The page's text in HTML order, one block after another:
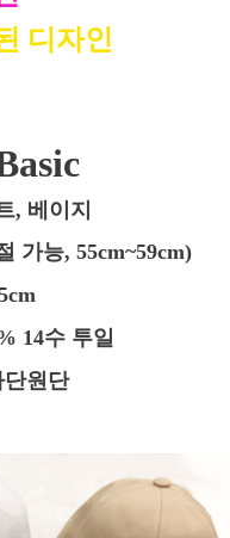
디자인
, 베이지
가능, 55cm~59cm)
14수 투일
원단